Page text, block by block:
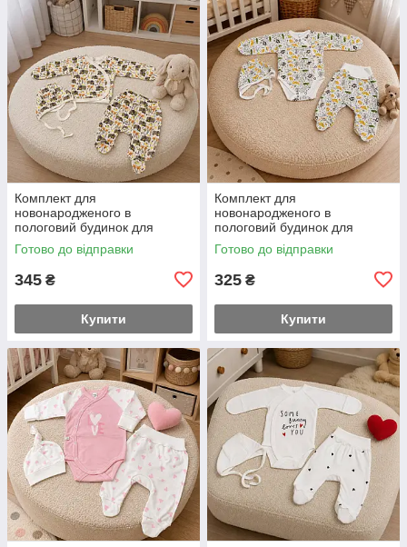
Комплект для
новонародженого в
пологовий будинок для
прогулянок 56 розмір
розпашування повзуни та
чепчик заміри на додаткових
фото
Готово до відправки
345 ₴
Купити
Комплект для
новонародженого в
пологовий будинок для
прогулянок 56 розмір боді
повзуни та чепчик заміри на
Готово до відправки
325 ₴
Купити